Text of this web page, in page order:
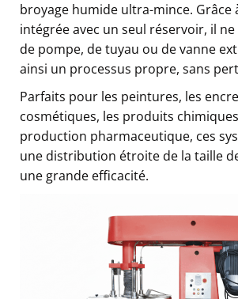
broyage humide ultra-mince. Grâce
intégrée avec un seul réservoir, il
de pompe, de tuyau ou de vanne
ainsi un processus propre, sans
Parfaits pour les peintures, les
cosmétiques, les produits
production pharmaceutique, ces
une distribution étroite de la taille
une grande efficacité.